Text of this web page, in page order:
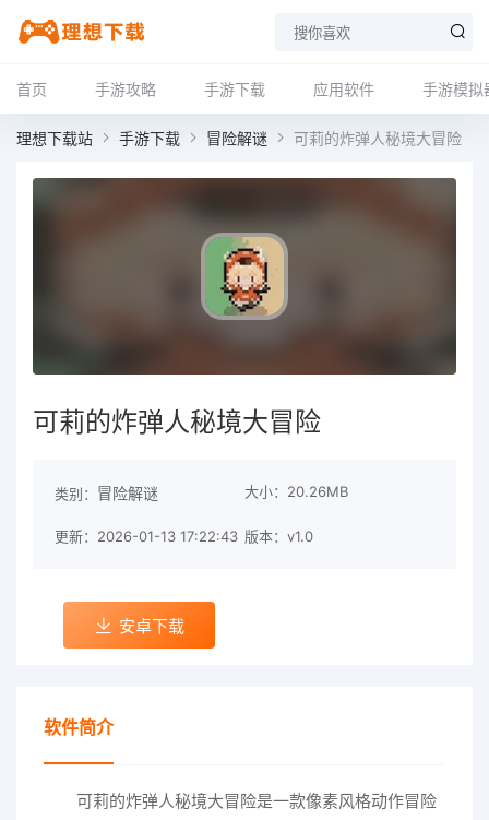
首页 手游攻略 手游下载 应用软件 手游模拟
理想下载站 手游下载 冒险解谜 可莉的炸弹人秘境大冒险
可莉的炸弹人秘境大冒险
类别： 冒险解谜 大小：20.26MB
更新：2026-01-13 17:22:43 版本：v1.0
安卓下载
软件简介
可莉的炸弹人秘境大冒险是一款像素风格动作冒险